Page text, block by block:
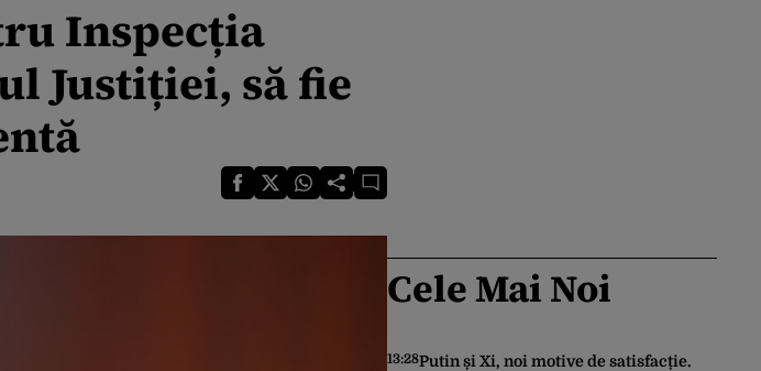
Inspecția
Justiției, să fie
Cele Mai Noi
13:28Putin și Xi, noi motive de satisfacție.